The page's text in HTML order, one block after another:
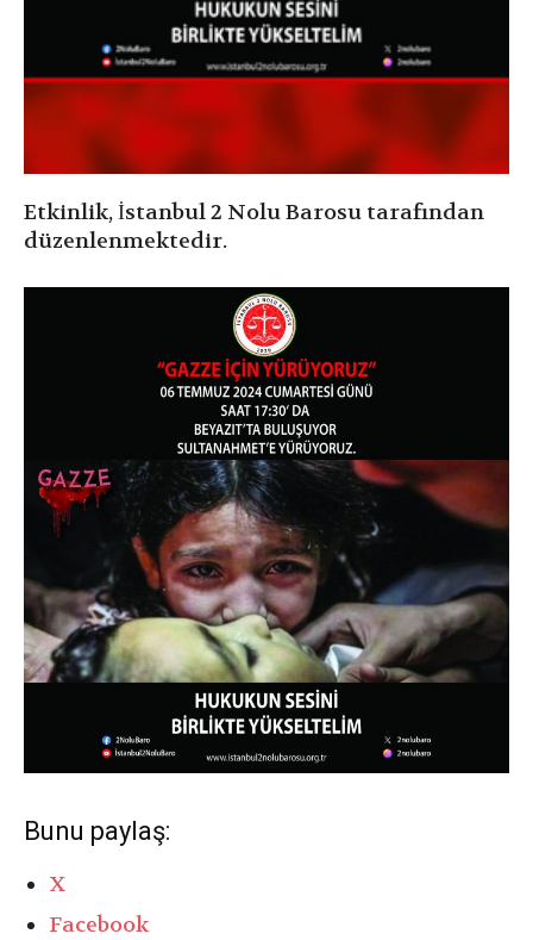
Etkinlik, İstanbul 2 Nolu Barosu tarafından
düzenlenmektedir.
Bunu paylaş:
X
Facebook